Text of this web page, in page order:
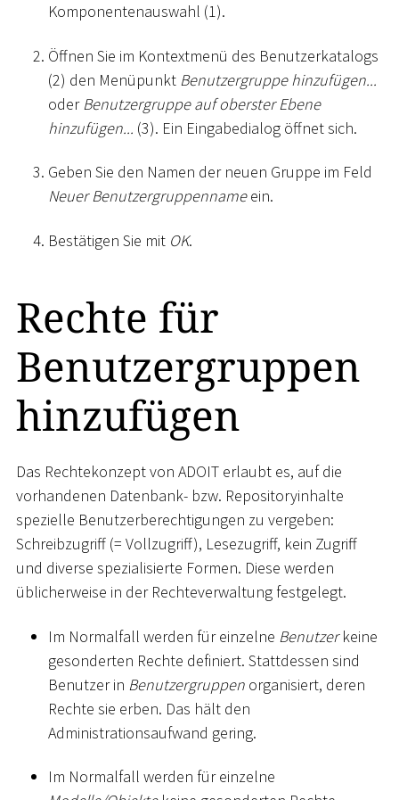
Komponentenauswahl (1).
Öffnen Sie im Kontextmenü des Benutzerkatalogs
(2) den Menüpunkt Benutzergruppe hinzufügen...
oderBenutzergruppe auf oberster Ebene
hinzufügen... (3). Ein Eingabedialog öffnet sich.
Geben Sie den Namen der neuen Gruppe im Feld
Neuer Benutzergruppennameein.
Bestätigen Sie mit OK.
Rechte für
Benutzergruppen
hinzufügen
Das Rechtekonzept von ADOIT erlaubt es, auf die
vorhandenen Datenbank- bzw. Repositoryinhalte
spezielle Benutzerberechtigungen zu vergeben:
Schreibzugriff (= Vollzugriff), Lesezugriff, kein Zugriff
und diverse spezialisierte Formen. Diese werden
üblicherweise in der Rechteverwaltung festgelegt.
Im Normalfall werden für einzelne Benutzerkeine
gesonderten Rechte definiert. Stattdessen sind
Benutzer in Benutzergruppen organisiert, deren
Rechte sie erben. Das hält den
Administrationsaufwand gering.
Im Normalfall werden für einzelne